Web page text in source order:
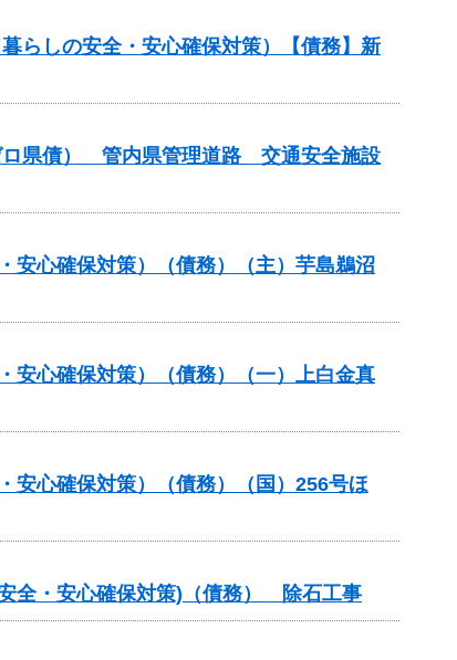
らしの安全・安心確保対策）【債務】新
ロ県債） 管内県管理道路 交通安全施設
安心確保対策）（債務）（主）芋島鵜沼
安心確保対策）（債務）（一）上白金真
安心確保対策）（債務）（国）256号ほ
全・安心確保対策)（債務） 除石工事